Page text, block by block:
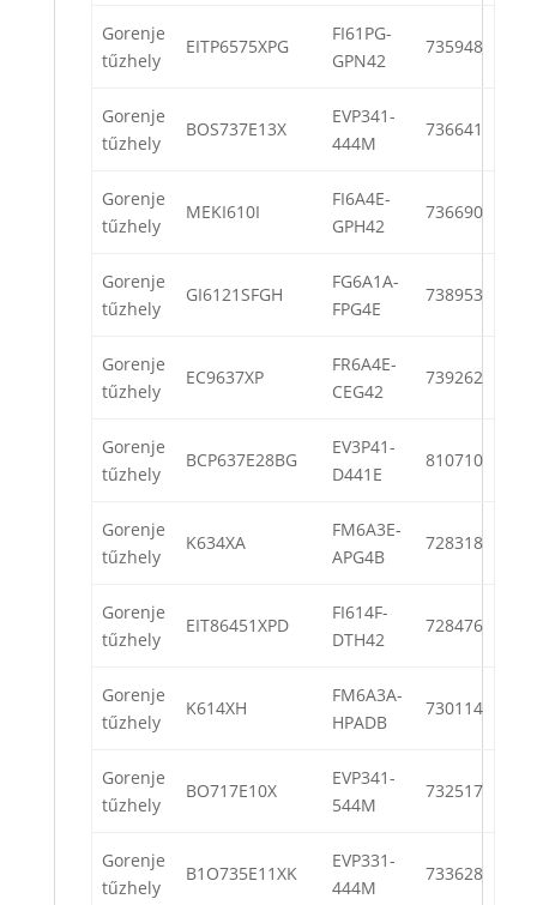
Gorenje
tűzhely
EITP6575XPG
FI61PG-
GPN42
735948
Gorenje
tűzhely
BOS737E13X
EVP341-
444M
736641
Gorenje
tűzhely
MEKI610I
FI6A4E-
GPH42
736690
Gorenje
tűzhely
GI6121SFGH
FG6A1A-
FPG4E
738953
Gorenje
tűzhely
EC9637XP
FR6A4E-
CEG42
739262
Gorenje
tűzhely
BCP637E28BG
EV3P41-
D441E
810710
Gorenje
tűzhely
K634XA
FM6A3E-
APG4B
728318
Gorenje
tűzhely
EIT86451XPD
FI614F-
DTH42
728476
Gorenje
tűzhely
K614XH
FM6A3A-
HPADB
730114
Gorenje
tűzhely
BO717E10X
EVP341-
544M
732517
Gorenje
tűzhely
B1O735E11XK
EVP331-
444M
733628